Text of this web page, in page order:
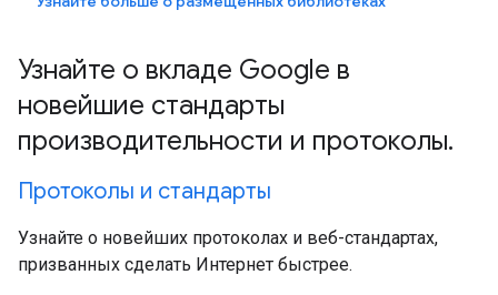
Узнайте о вкладе Google в
новейшие стандарты
производительности и протоколы.
Протоколы и стандарты
Узнайте о новейших протоколах и веб-стандартах,
призванных сделать Интернет быстрее.